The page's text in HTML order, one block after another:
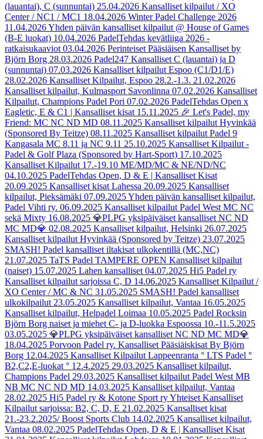
(lauantai), C (sunnuntai) 25.04.2026 Kansalliset kilpailut / XO
Center / NC1 / MC1 18.04.2026 Winter Padel Challenge 2026
11.04.2026Yhden päivän kansalliset kilpailut @ House of Games
(B-E luokat) 10.04.2026 PadelTehdas kevätliiga 2026 -
ratkaisukaaviot 03.04.2026 Perinteiset Pääsiäisen Kansalliset by
Björn Borg 28.03.2026 Padel247 Kansalliset C (lauantai) ja D
(sunnuntai) 07.03.2026 Kansalliset kilpailut Espoo (C1/D1/E)
28.02.2026 Kansalliset Kilpailut, Espoo 28.2.-1.3. 21.02.2026
Kansalliset kilpailut, Kulmasport Savonlinna 07.02.2026 Kansalliset
Kilpailut, Champions Padel Pori 07.02.2026 PadelTehdas Open x
Eagletic, E & C1 | Kansalliset kisat 15.11.2025 🎉 Let's Padel, my
Friend: MC NC ND MD 08.11.2025 Kansalliset kilpailut Hyvinkää
(Sponsored By Teitze) 08.11.2025 Kansalliset kilpailut Padel 9
Kangasala MC 8.11 ja NC 9.11 25.10.2025 Kansalliset Kilpailut -
Padel & Golf Plaza (Sponsored by Hart-Sport) 17.10.2025
Kansalliset Kilpailut 17.-19.10 ME/MD/MC & NE/ND/NC
04.10.2025 PadelTehdas Open, D & E | Kansalliset Kisat
20.09.2025 Kansalliset kisat Lahessa 20.09.2025 Kansalliset
kilpailut, Pieksämäki 07.09.2025Yhden päivän kansalliset kilpailut,
Padel Vihti ry. 06.09.2025 Kansalliset kilpailut Padel West MC NC
sekä Mixty 16.08.2025 💎PLPG yksipäiväiset kansalliset NC ND
MC MD💎 02.08.2025 Kansalliset kilpailut, Helsinki 26.07.2025
Kansalliset kilpailut Hyvinkää (Sponsored by Teitze) 23.07.2025
SMASH! Padel kansalliset iltakisat ulkokentillä (MC,NC)
21.07.2025 TaTS Padel TAMPERE OPEN Kansalliset kilpailut
(naiset) 15.07.2025 Lahen kansalliset 04.07.2025 Hi5 Padel ry
Kansalliset kilpailut sarjoissa C, D 14.06.2025 Kansalliset Kilpailut /
XO Center / MC & NC 31.05.2025 SMASH! Padel kansalliset
ulkokilpailut 23.05.2025 Kansalliset kilpailut, Vantaa 16.05.2025
Kansalliset kilpailut, Helpadel Loimaa 10.05.2025 Padel Rocksin
Björn Borg naiset ja miehet C- ja D-luokka Espoossa 10.-11.5.2025
03.05.2025 💎PLPG yksipäiväiset kansalliset NC ND MC MD💎
18.04.2025 Porvoon Padel ry. Kansalliset Pääsiäiskisat By Björn
Borg 12.04.2025 Kansalliset Kilpailut Lappeenranta ° LTS Padel °
B2,C2,E-luokat ° 12.4.2025 29.03.2025 Kansalliset kilpailut,
Champions Padel 29.03.2025 Kansalliset kilpailut Padel West MB
NB MC NC ND MD 14.03.2025 Kansalliset kilpailut, Vantaa
28.02.2025 Hi5 Padel ry & Kotone Sport ry Yhteiset Kansalliset
Kilpailut sarjoissa: B2, C, D, E 21.02.2025 Kansalliset kisat
21.-23.2.2025/ Boost Sports Club 14.02.2025 Kansalliset kilpailut,
Vantaa 08.02.2025 PadelTehdas Open, D & E | Kansalliset Kisat